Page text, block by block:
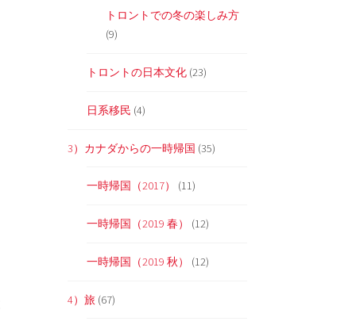
トロントでの冬の楽しみ方
(9)
トロントの日本文化 (23)
日系移民 (4)
3）カナダからの一時帰国 (35)
一時帰国（2017） (11)
一時帰国（2019 春） (12)
一時帰国（2019 秋） (12)
4）旅 (67)